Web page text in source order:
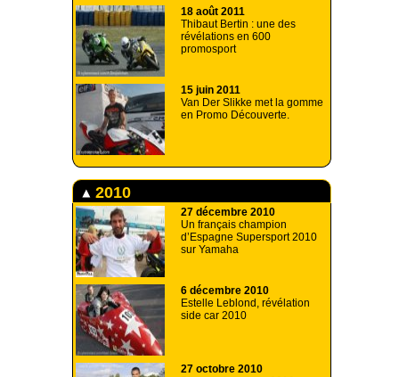
18 août 2011
Thibaut Bertin : une des
révélations en 600
promosport
15 juin 2011
Van Der Slikke met la gomme
en Promo Découverte.
2010
27 décembre 2010
Un français champion
d’Espagne Supersport 2010
sur Yamaha
6 décembre 2010
Estelle Leblond, révélation
side car 2010
27 octobre 2010